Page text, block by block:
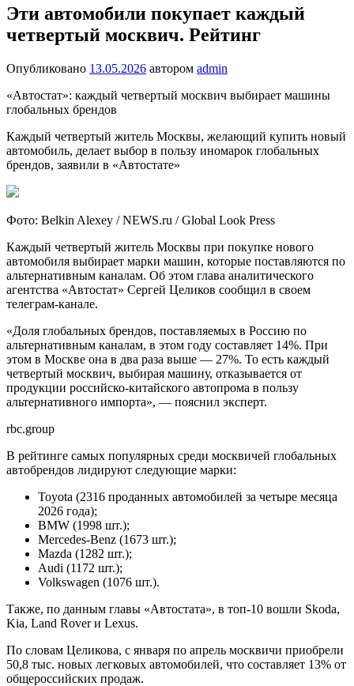
Эти автомобили покупает каждый
четвертый москвич. Рейтинг
Опубликовано 13.05.2026 автором admin
«Автостат»: каждый четвертый москвич выбирает машины
глобальных брендов
Каждый четвертый житель Москвы, желающий купить новый
автомобиль, делает выбор в пользу иномарок глобальных
брендов, заявили в «Автостате»
Фото: Belkin Alexey / NEWS.ru / Global Look Press
Каждый четвертый житель Москвы при покупке нового
автомобиля выбирает марки машин, которые поставляются по
альтернативным каналам. Об этом глава аналитического
агентства «Автостат» Сергей Целиков сообщил в своем
телеграм-канале.
«Доля глобальных брендов, поставляемых в Россию по
альтернативным каналам, в этом году составляет 14%. При
этом в Москве она в два раза выше — 27%. То есть каждый
четвертый москвич, выбирая машину, отказывается от
продукции российско-китайского автопрома в пользу
альтернативного импорта», — пояснил эксперт.
rbc.group
В рейтинге самых популярных среди москвичей глобальных
автобрендов лидируют следующие марки:
Toyota (2316 проданных автомобилей за четыре месяца
2026 года);
BMW (1998 шт.);
Mercedes-Benz (1673 шт.);
Mazda (1282 шт.);
Audi (1172 шт.);
Volkswagen (1076 шт.).
Также, по данным главы «Автостата», в топ-10 вошли Skoda,
Kia, Land Rover и Lexus.
По словам Целикова, с января по апрель москвичи приобрели
50,8 тыс. новых легковых автомобилей, что составляет 13% от
общероссийских продаж.